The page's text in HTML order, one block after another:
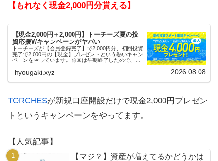
【もれなく現金2,000円分貰える】
【現金2,000円＋2,000円】トーチーズ夏の投
資応援Wキャンペーンがヤバい
トーチーズが【会員登録完了】で2,000円分、初回投資
完了で2,000円の【現金】プレゼントという熱いキャン
ペーンをやっています。前回は早期終了したので、使
hyougaki.xyz 2026.08.08
TORCHESが新規口座開設だけで現金2,000円プレゼン
トというキャンペーンをやってます。
【人気記事】
【マジ？】資産が増えてるかどうかは